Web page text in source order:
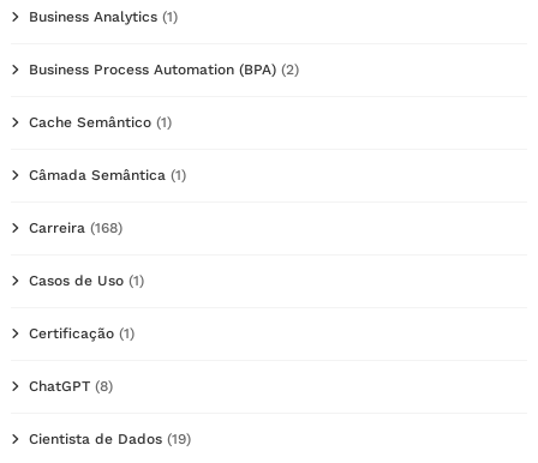
Business Analytics (1)
Business Process Automation (BPA) (2)
Cache Semântico (1)
Câmada Semântica (1)
Carreira (168)
Casos de Uso (1)
Certificação (1)
ChatGPT (8)
Cientista de Dados (19)